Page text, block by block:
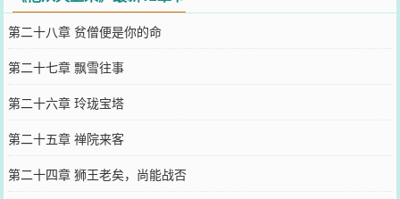
第二十八章 贫僧便是你的命
第二十七章 飘雪往事
第二十六章 玲珑宝塔
第二十五章 禅院来客
第二十四章 狮王老矣，尚能战否